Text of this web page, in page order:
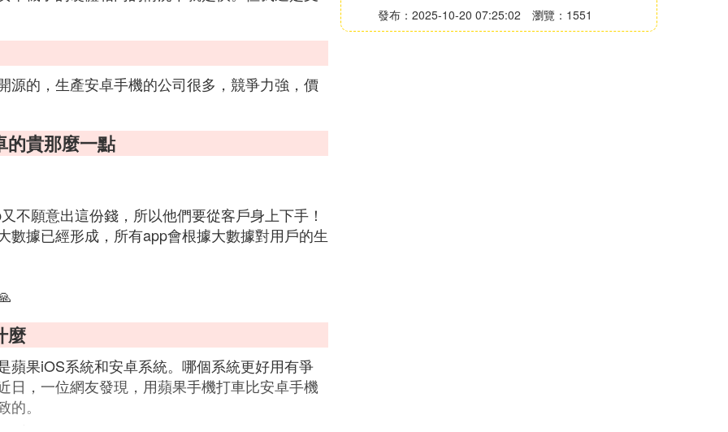
源的，生產安卓手機的公司很多，競爭力強，價
貴那麼一點
不願意出這份錢，所以他們要從客戶身上下手！
據已經形成，所有app會根據大數據對用戶的生
麼
蘋果iOS系統和安卓系統。哪個系統更好用有爭
日，一位網友發現，用蘋果手機打車比安卓手機
。
發布：2025-10-20 07:25:02 瀏覽：1551